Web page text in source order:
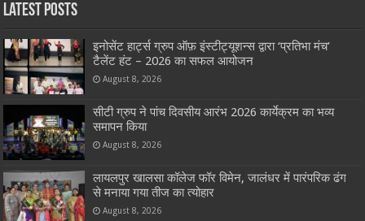
Latest Posts
इनोसेंट हार्ट्स ग्रुप ऑफ़ इंस्टीट्यूशन्स द्वारा ‘प्रतिभा मंच’
टैलेंट हंट – 2026 का सफल आयोजन
August 8, 2026
सीटी ग्रुप ने पांच दिवसीय आरंभ 2026 कार्येक्रम का भव्य
समापन किया
August 8, 2026
लायलपुर खालसा कॉलेज फॉर विमेन, जालंधर में पारंपरिक ढंग
से मनाया गया तीज का त्योहार
August 8, 2026